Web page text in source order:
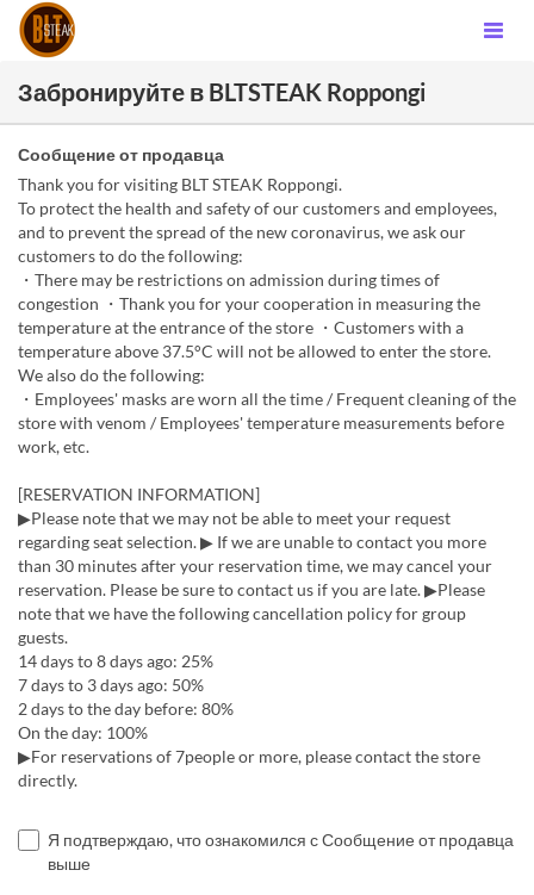
Забронируйте в BLTSTEAK Roppongi
Сообщение от продавца
Thank you for visiting BLT STEAK Roppongi.
To protect the health and safety of our customers and employees,
and to prevent the spread of the new coronavirus, we ask our
customers to do the following:
・There may be restrictions on admission during times of
congestion ・Thank you for your cooperation in measuring the
temperature at the entrance of the store ・Customers with a
temperature above 37.5°C will not be allowed to enter the store.
We also do the following:
・Employees' masks are worn all the time / Frequent cleaning of the
store with venom / Employees' temperature measurements before
work, etc.
[RESERVATION INFORMATION]
▶Please note that we may not be able to meet your request
regarding seat selection. ▶ If we are unable to contact you more
than 30 minutes after your reservation time, we may cancel your
reservation. Please be sure to contact us if you are late. ▶Please
note that we have the following cancellation policy for group
guests.
14 days to 8 days ago: 25%
7 days to 3 days ago: 50%
2 days to the day before: 80%
On the day: 100%
▶For reservations of 7people or more, please contact the store
directly.
Я подтверждаю, что ознакомился с Сообщение от продавца
выше